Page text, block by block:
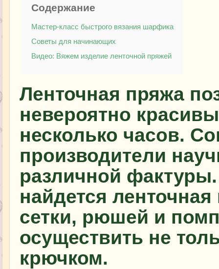
Содержание
Мастер-класс быстрого вязания шарфика
Советы для начинающих
Видео: Вяжем изделие ленточной пряжей
Ленточная пряжа
невероятно
несколько часов.
производители
различной
найдется
сетки, рюшей и
осуществить не
крючком.